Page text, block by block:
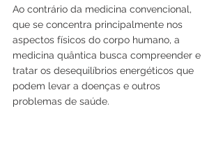
Ao contrário da medicina convencional,
que se concentra principalmente nos
aspectos físicos do corpo humano, a
medicina quântica busca compreender e
tratar os desequilíbrios energéticos que
podem levar a doenças e outros
problemas de saúde.